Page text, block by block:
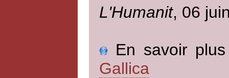
L'Humanit, 06
En savoir
Gallica